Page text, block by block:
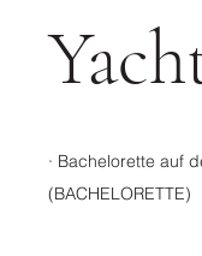
​· Bachelorette auf
​(BACHELORETTE)